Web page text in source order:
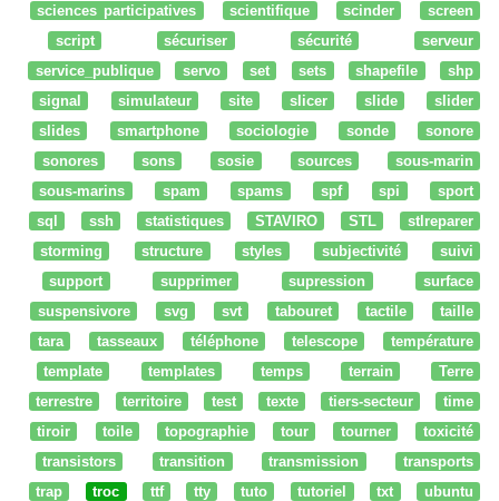
sciences participatives
scientifique scinder
screen
script
sécuriser sécurité
serveur
service_publique
servo set sets shapefile
shp
signal
simulateur site slicer slide
slider
slides
smartphone sociologie sonde
sonore
sonores
sons sosie sources
sous-marin
sous-marins
spam spams spf spi
sport
sql
ssh statistiques STAVIRO STL
stlreparer
storming
structure styles subjectivité
suivi
support
supprimer supression
surface
suspensivore
svg svt tabouret tactile
taille
tara
tasseaux téléphone telescope
température
template
templates temps terrain
Terre
terrestre
territoire test texte tiers-secteur
time
tiroir
toile topographie tour tourner
toxicité
transistors
transition transmission
transports
trap
troc ttf tty tuto tutoriel txt
ubuntu